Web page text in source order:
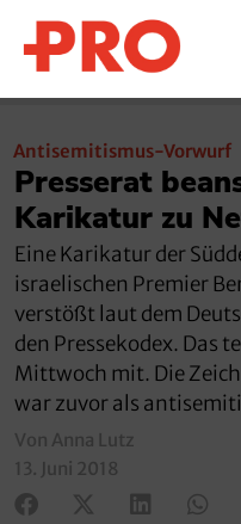
Antisemitismus-Vorwurf
Presserat
Karikatur zu
Eine Karikatur der
israelischen Premier
verstößt laut dem
den Pressekodex. Das
Mittwoch mit. Die
war zuvor als
Von Anna Lutz
13. Juni 2018